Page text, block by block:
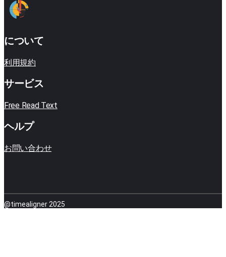
について
利用規約
サービス
Free Read Text
ヘルプ
お問い合わせ
@timealigner 2025